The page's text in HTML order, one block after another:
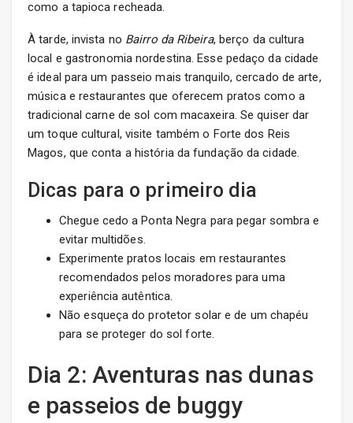
como a tapioca recheada.
À tarde, invista no Bairro da Ribeira, berço da cultura
local e gastronomia nordestina. Esse pedaço da cidade
é ideal para um passeio mais tranquilo, cercado de arte,
música e restaurantes que oferecem pratos como a
tradicional carne de sol com macaxeira. Se quiser dar
um toque cultural, visite também o Forte dos Reis
Magos, que conta a história da fundação da cidade.
Dicas para o primeiro dia
Chegue cedo a Ponta Negra para pegar sombra e
evitar multidões.
Experimente pratos locais em restaurantes
recomendados pelos moradores para uma
experiência autêntica.
Não esqueça do protetor solar e de um chapéu
para se proteger do sol forte.
Dia 2: Aventuras nas dunas
e passeios de buggy